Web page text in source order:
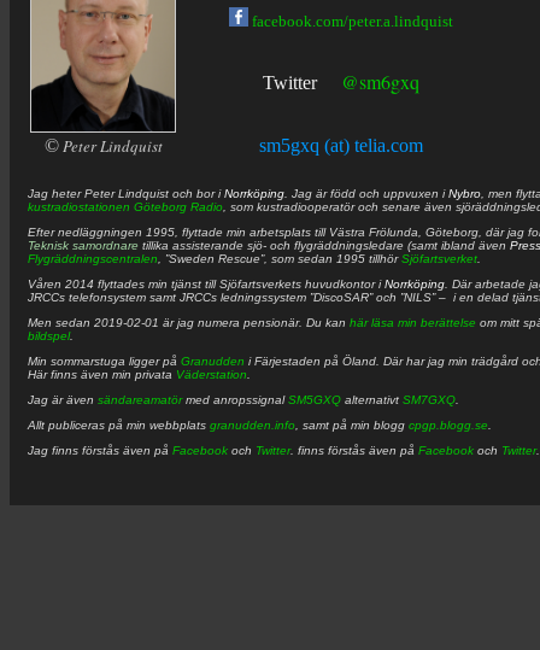
© Peter Lindquist
facebook.com/peter.a.lindquist
Twitter @sm6gxq
sm5gxq (at) telia.com
Jag heterPeter Lindquist och bor iNorrköping . Jag är född och uppvuxen iNybro , men
kustradiostationen Göteborg Radio , som kustradiooperatör och senare även
Efter nedläggningen 1995, flyttade min arbetsplats till Västra Frölunda, Göteborg, där jag
Teknisk samordnare tillika assisterande sjö- och flygräddningsledare (samt ibland även
Flygräddningscentralen , ”Sweden Rescue”, som sedan 1995 tillhörSjöfartsverket
Våren 2014 flyttades min tjänst till Sjöfartsverkets huvudkontor iNorrköping . Där arbetade
JRCCs telefonsystem samt JRCCs ledningssystem ”DiscoSAR” och ”NILS” – i en delad
Men sedan 2019-02-01 är jag numera pensionär. Du kan här läsa min berättelse om mitt
bildspel.
Min sommarstuga ligger på Granudden i Färjestaden på Öland. Där har jag min trädgård
Här finns även min privata Väderstation
Jag är även sändareamatörmed anropssignalSM5GXQ alternativt SM7GXQ
Allt publiceras på min webbplats granudden.info , samt på min blogg cpgp.blogg.se
Jag finns förstås även på Facebook och Twitter. finns förstås även på Facebook och Twitter.